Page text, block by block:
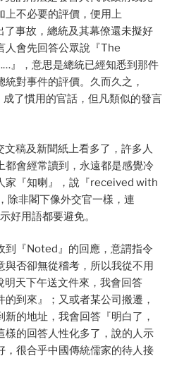
上不必要的評價，便用上
了事故，總統及其幕僚還未擬好
人會先回答公眾說『The
，意思是總統已經知悉到那件
對事件的評價。久而久之，
了慣用的官話，但凡類似的發言
文稿及新聞紙上看多了，許多人
都會經常讀到，永遠都是感覺冷
家『知喇』，說『received with
除非閣下像外交官一樣，連
好用語都要避免。
到『Noted』的回應，意謂指令
與否卻無從稽考，所以我從不用
明天下午送文件來，我會回答
的到來』；又或者某公司搬遷，
的地址，我會回答『明白了，
樣的回答人性化多了，說的人示
，很合乎中國傳統儒家的待人接